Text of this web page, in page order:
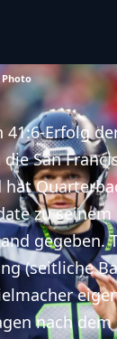
Photo
41:6-Erfolg
San
hat
zu seinem
gegeben.
(seitliche
nach dem